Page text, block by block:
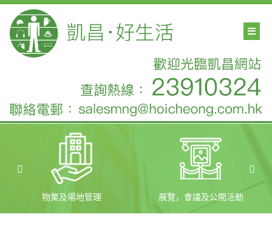
物業及場地管理 展覽，會議及公開活動